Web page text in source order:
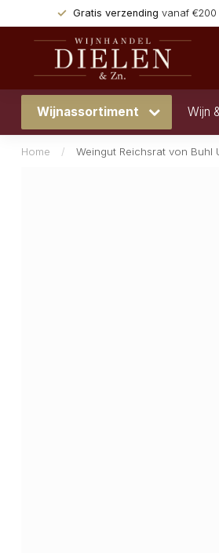
Gratis verzending vanaf €200
Wijnassortiment Wijn
Home / Weingut Reichsrat von Buhl